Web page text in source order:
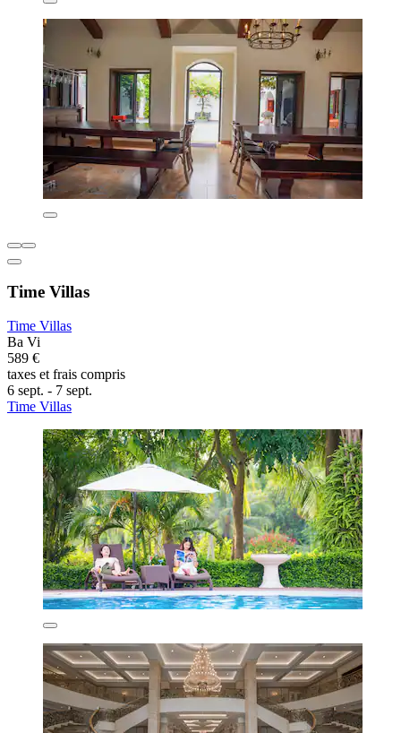
Time Villas
Time Villas
Ba Vi
589 €
taxes et frais compris
6 sept. - 7 sept.
Time Villas